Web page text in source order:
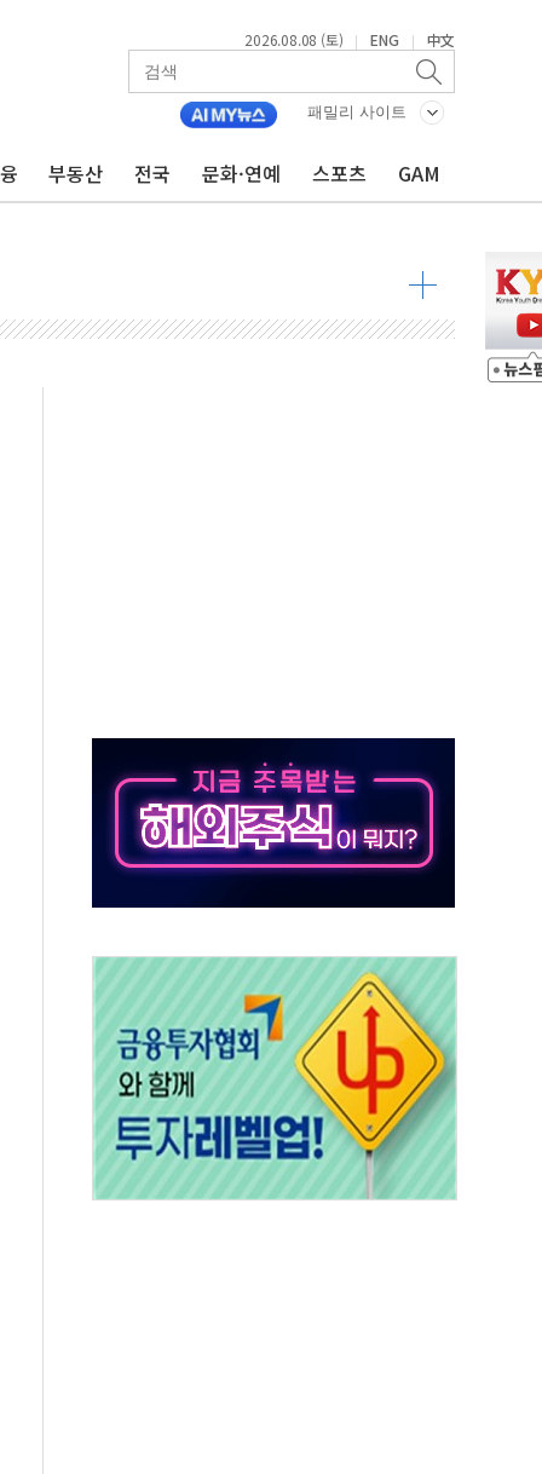
2026.08.08 (토) | ENG | 中文
패밀리 사이트
부동산 전국 문화·연예 스포츠 GAM
될 듯
'격차 확대'
란 위협에 맞설 자체 억지력 강화
'활짝'
닥 선물 1%대 상승
대 후퇴